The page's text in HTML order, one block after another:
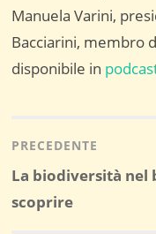
Manuela Varini,
Bacciarini, membro
disponibile in
articoli
PRECEDENTE
Post
precedente:
La biodiversità nel
scoprire